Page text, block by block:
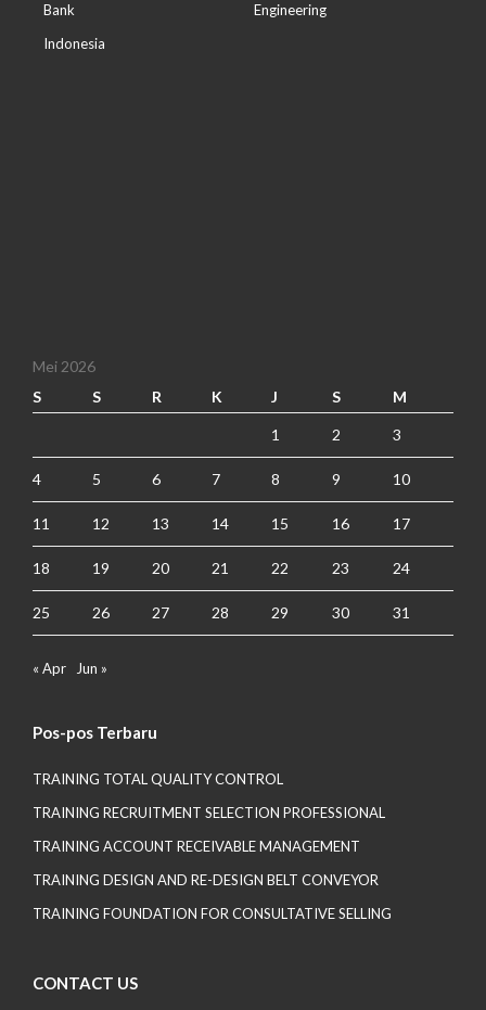
Bank
Indonesia
Engineering
Mei 2026
S
S R K J S M
1 2 3
4 5 6 7 8 9 10
11 12 13 14 15 16 17
18 19 20 21 22 23 24
25 26 27 28 29 30 31
« Apr Jun »
Pos-pos Terbaru
TRAINING TOTAL QUALITY CONTROL
TRAINING RECRUITMENT SELECTION PROFESSIONAL
TRAINING ACCOUNT RECEIVABLE MANAGEMENT
TRAINING DESIGN AND RE-DESIGN BELT CONVEYOR
TRAINING FOUNDATION FOR CONSULTATIVE SELLING
CONTACT US